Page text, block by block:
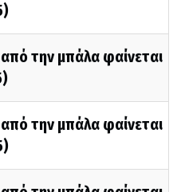
την μπάλα φαίνεται
την μπάλα φαίνεται